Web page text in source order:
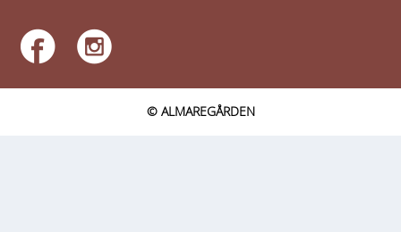
© ALMAREGÅRDEN